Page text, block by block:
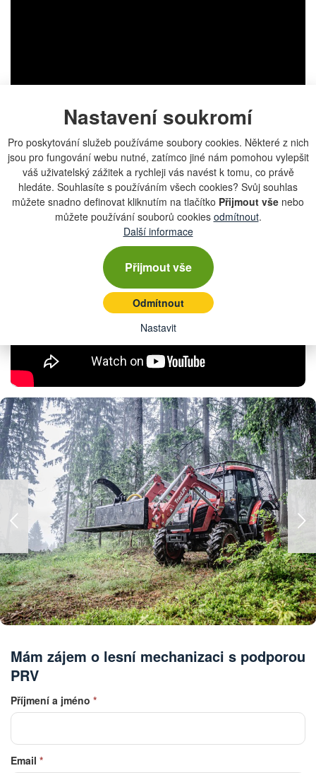
Nastavení soukromí
Pro poskytování služeb používáme soubory cookies. Některé z nich
jsou pro fungování webu nutné, zatímco jiné nám pomohou vylepšit
váš uživatelský zážitek a rychleji vás navést k tomu, co právě
hledáte. Souhlasíte s používáním všech cookies? Svůj souhlas
můžete snadno definovat kliknutím na tlačítko Přijmout vše nebo
můžete používání souborů cookies odmítnout.
Další informace
Přijmout vše
Odmítnout
Nastavit
Agrozet od A do Zet - 23. díl -
John Deere a Zetor - lesní
nástavby - 4K
Mám zájem o lesní mechanizaci s podporou
PRV
Příjmení a jméno *
Email *